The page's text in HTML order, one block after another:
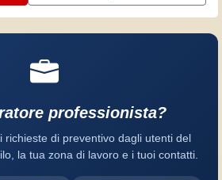
professionista?
richieste di preventivo dagli utenti del
la tua zona di lavoro e i tuoi contatti.